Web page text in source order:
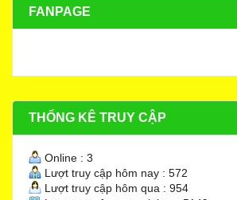
FANPAGE
THỐNG KÊ TRUY CẬP
Online : 3
Lượt truy cập hôm nay : 572
Lượt truy cập hôm qua : 954